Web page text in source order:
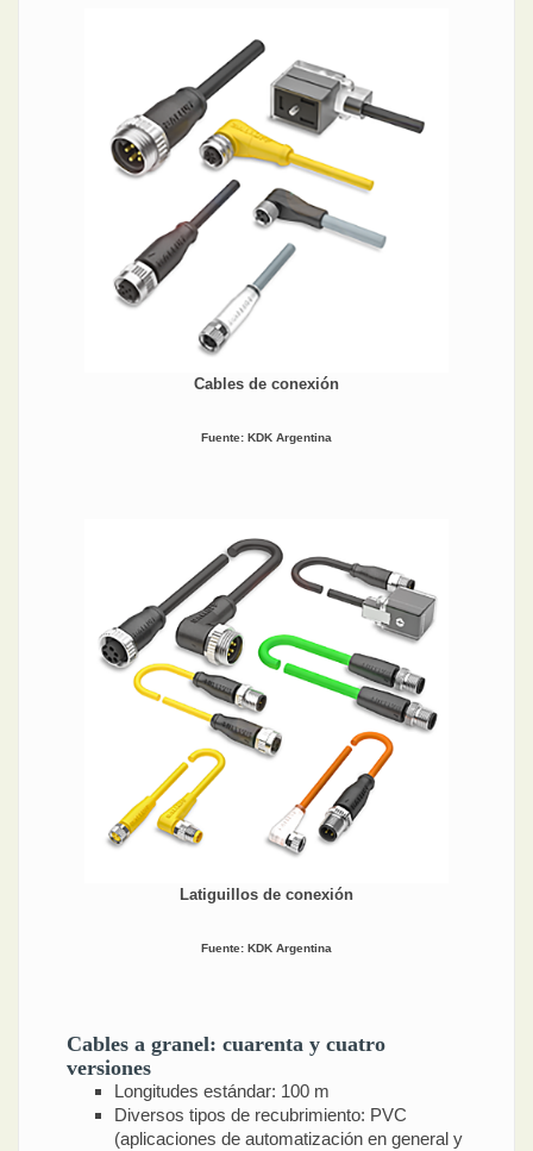
Cables de conexión
Fuente: KDK Argentina
Latiguillos de conexión
Fuente: KDK Argentina
Cables a granel: cuarenta y cuatro
versiones
Longitudes estándar: 100 m
Diversos tipos de recubrimiento: PVC
(aplicaciones de automatización en general y